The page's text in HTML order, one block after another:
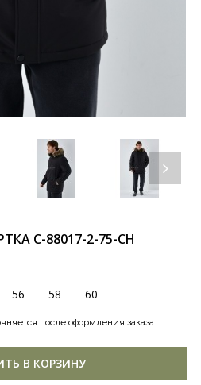
C-88017-2-75-CH
56 58 60
после оформления заказа
В КОРЗИНУ